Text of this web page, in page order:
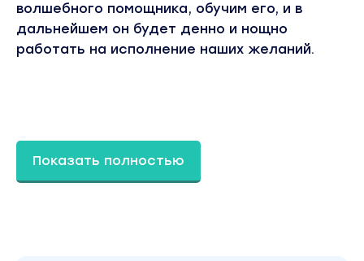
волшебного помощника, обучим его, и в
дальнейшем он будет денно и нощно
работать на исполнение наших желаний.
Показать полностью